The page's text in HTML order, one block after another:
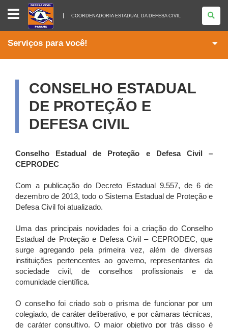
COORDENADORIA
ESTADUAL
DA
DEFESA
COORDENADORIA ESTADUAL DA DEFESA CIVIL
Serviços para você!
CONSELHO ESTADUAL
DE PROTEÇÃO E
DEFESA CIVIL
Conselho Estadual de Proteção e Defesa Civil –
CEPRODEC
Com a publicação do Decreto Estadual 9.557, de 6 de
dezembro de 2013, todo o Sistema Estadual de Proteção e
Defesa Civil foi atualizado.
Uma das principais novidades foi a criação do Conselho
Estadual de Proteção e Defesa Civil – CEPRODEC, que
surge agregando pela primeira vez, além de diversas
instituições pertencentes ao governo, representantes da
sociedade civil, de conselhos profissionais e da
comunidade científica.
O conselho foi criado sob o prisma de funcionar por um
colegiado, de caráter deliberativo, e por câmaras técnicas,
de caráter consultivo. O maior objetivo por trás disso é